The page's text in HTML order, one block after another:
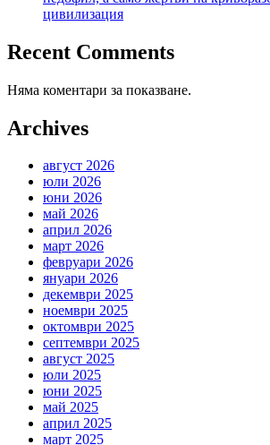
цивилизация
Recent Comments
Няма коментари за показване.
Archives
август 2026
юли 2026
юни 2026
май 2026
април 2026
март 2026
февруари 2026
януари 2026
декември 2025
ноември 2025
октомври 2025
септември 2025
август 2025
юли 2025
юни 2025
май 2025
април 2025
март 2025